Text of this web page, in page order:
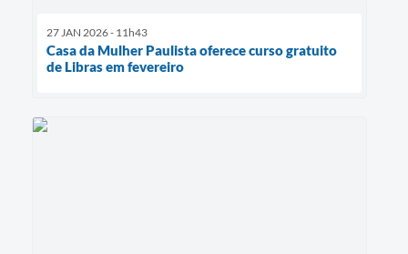
27 JAN 2026 - 11h43
Casa da Mulher Paulista oferece curso gratuito
de Libras em fevereiro